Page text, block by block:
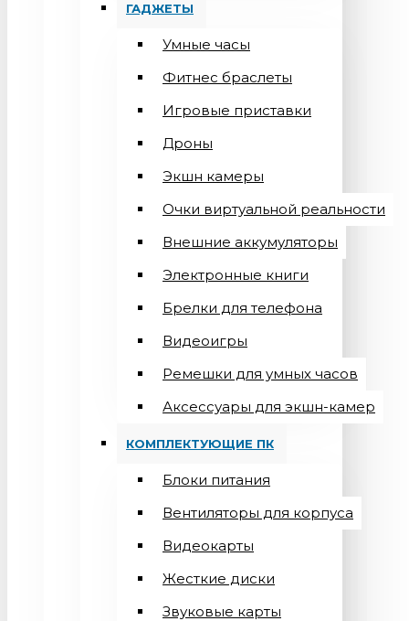
ГАДЖЕТЫ
Умные часы
Фитнес браслеты
Игровые приставки
Дроны
Экшн камеры
Очки виртуальной реальности
Внешние аккумуляторы
Электронные книги
Брелки для телефона
Видеоигры
Ремешки для умных часов
Аксессуары для экшн-камер
КОМПЛЕКТУЮЩИЕ ПК
Блоки питания
Вентиляторы для корпуса
Видеокарты
Жесткие диски
Звуковые карты